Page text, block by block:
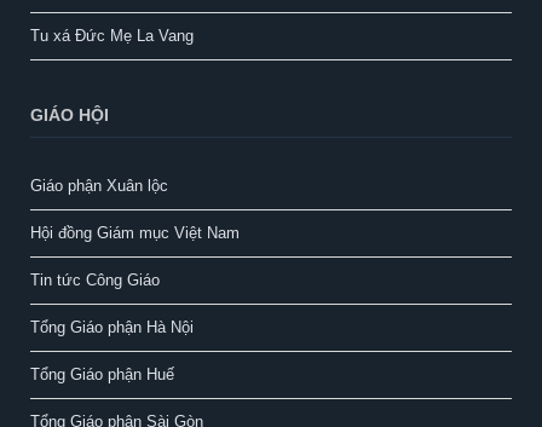
Tu xá Đức Mẹ La Vang
GIÁO HỘI
Giáo phận Xuân lộc
Hội đồng Giám mục Việt Nam
Tin tức Công Giáo
Tổng Giáo phận Hà Nội
Tổng Giáo phận Huế
Tổng Giáo phận Sài Gòn